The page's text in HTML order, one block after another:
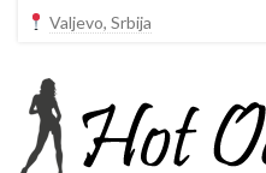
Valjevo, Srbija